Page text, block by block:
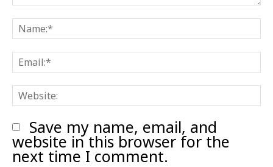
Comment:
Save my name, email, and
website in this browser for the
next time I comment.